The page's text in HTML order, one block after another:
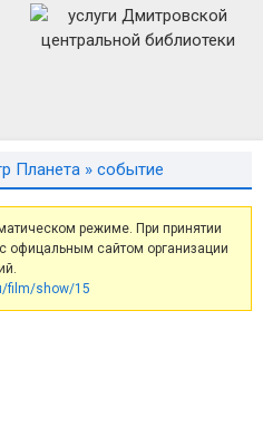
Планета » событие
режиме. При принятии
офицальным сайтом организации
film/show/15